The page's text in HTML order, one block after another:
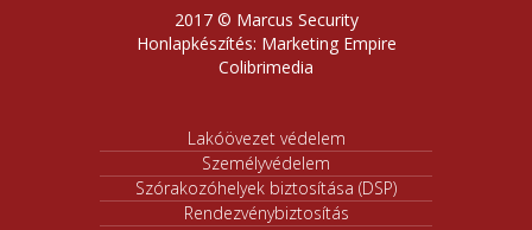
2017 © Marcus Security
Honlapkészítés: Marketing Empire
Colibrimedia
Lakóövezet védelem
Személyvédelem
Szórakozóhelyek biztosítása (DSP)
Rendezvénybiztosítás